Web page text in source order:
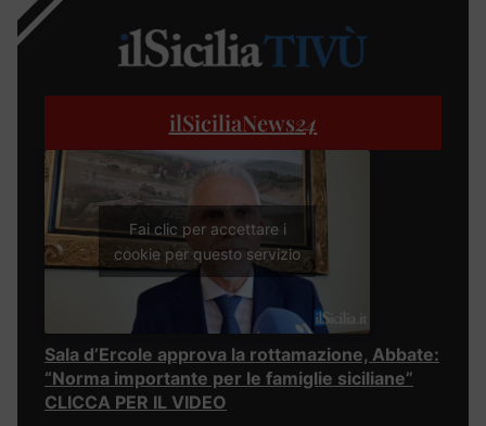
ilSiciliaNews24
Fai clic per accettare i
cookie per questo servizio
Sala d’Ercole approva la rottamazione, Abbate:
“Norma importante per le famiglie siciliane”
CLICCA PER IL VIDEO